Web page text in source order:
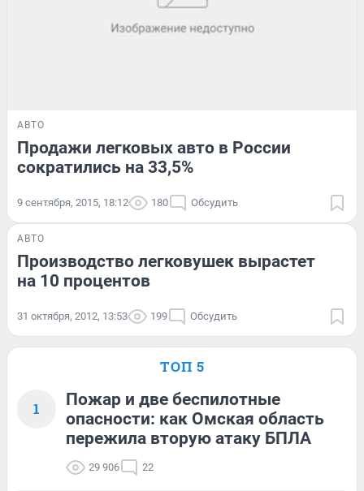
АВТО
Продажи легковых авто в России
сократились на 33,5%
9 сентября, 2015, 18:12 180 Обсудить
АВТО
Производство легковушек вырастет
на 10 процентов
31 октября, 2012, 13:53 199 Обсудить
ТОП 5
1
Пожар и две беспилотные
опасности: как Омская область
пережила вторую атаку БПЛА
29 906 22